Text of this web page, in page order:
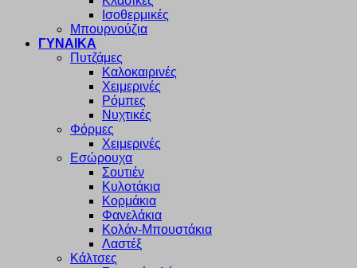
Ισοθερμικές
Μπουρνούζια
ΓΥΝΑΙΚΑ
Πυτζάμες
Καλοκαιρινές
Χειμερινές
Ρόμπες
Νυχτικές
Φόρμες
Χειμερινές
Εσώρουχα
Σουτιέν
Κυλοτάκια
Κορμάκια
Φανελάκια
Κολάν-Μπουστάκια
Λαστέξ
Κάλτσες